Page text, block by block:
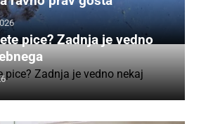
pice? Zadnja je vedno